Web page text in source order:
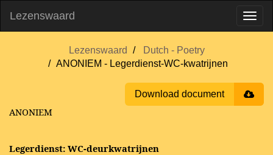
Lezenswaard
Lezenswaard
Dutch - Poetry
ANONIEM - Legerdienst-WC-kwatrijnen
Download document
ANONIEM
Legerdienst: WC-deurkwatrijnen